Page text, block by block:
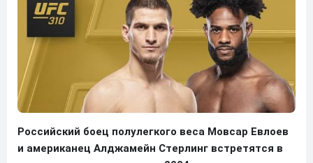
Российский боец полулегкого веса Мовсар Евлоев
и американец Алджамейн Стерлинг встретятся в